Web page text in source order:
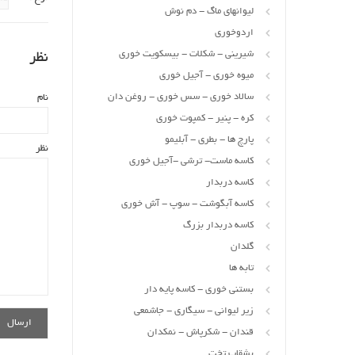
نظر
نام
نظر
لیوانهای ماگ - دم نوش
اردوخوری
شیرینی - شکلات - بیسکویت خوری
میوه خوری - آجیل خوری
سالاد خوری - سس خوری - روغن دان
کره - پنیر - کمپوت خوری
پارچ ها - بطری - آبلیمو
کاسه ماست- ترشی -آجیل خوری
کاسه دربدار
کاسه آبگوشت - سوپ - آش خوری
کاسه دربدار بزرگ
گلدان
تابه ها
بستنی خوری - کاسه پایه دار
زیر لیوانی - سیگاری - جاشمعی
قندان - شکرپاش - نمکدان